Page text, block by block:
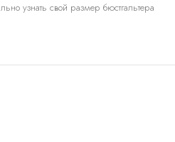
узнать свой размер бюстгальтера